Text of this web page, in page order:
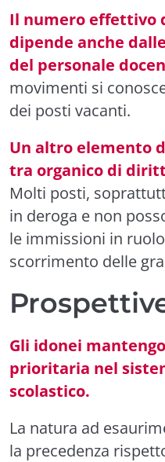
Il numero effettivo
dipende anche
del personale
movimenti si
dei posti vacanti.
Un altro elemento
tra organico di
Molti posti,
in deroga e non
le immissioni in
scorrimento delle
Gli idonei
prioritaria nel
scolastico.
La natura ad
la precedenza